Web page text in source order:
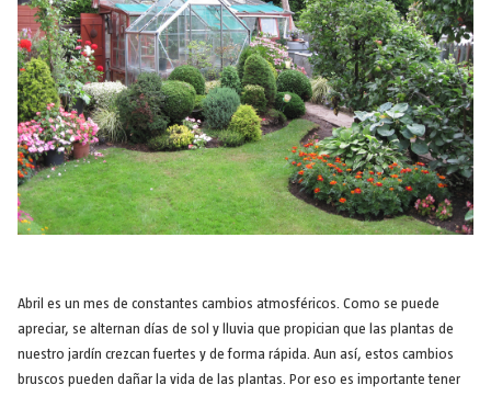
Abril es un mes de constantes cambios atmosféricos. Como se puede
apreciar, se alternan días de sol y lluvia que propician que las plantas de
nuestro jardín crezcan fuertes y de forma rápida. Aun así, estos cambios
bruscos pueden dañar la vida de las plantas. Por eso es importante tener